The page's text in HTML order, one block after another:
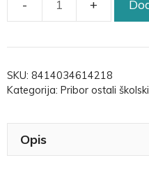
SKU: 8414034614218
Kategorija: Pribor ostali školski
Opis